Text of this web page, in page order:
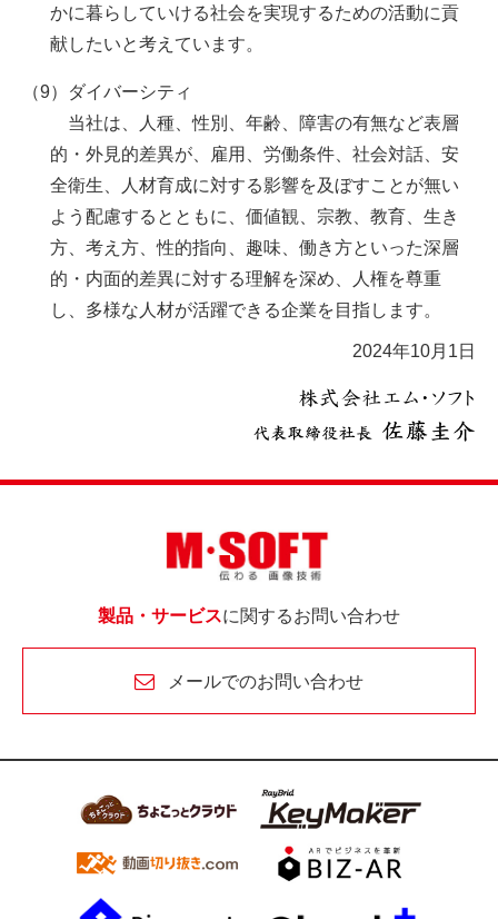
かに暮らしていける社会を実現するための活動に貢
献したいと考えています。
（9）ダイバーシティ
当社は、人種、性別、年齢、障害の有無など表層
的・外見的差異が、雇用、労働条件、社会対話、安
全衛生、人材育成に対する影響を及ぼすことが無い
よう配慮するとともに、価値観、宗教、教育、生き
方、考え方、性的指向、趣味、働き方といった深層
的・内面的差異に対する理解を深め、人権を尊重
し、多様な人材が活躍できる企業を目指します。
2024年10月1日
製品・サービスに関するお問い合わせ
メールでのお問い合わせ